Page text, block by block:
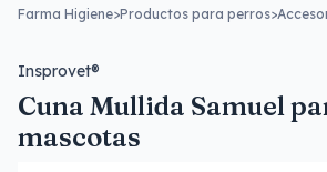
Farma Higiene>Productos para perros>
Insprovet®
Cuna Mullida Samuel
mascotas